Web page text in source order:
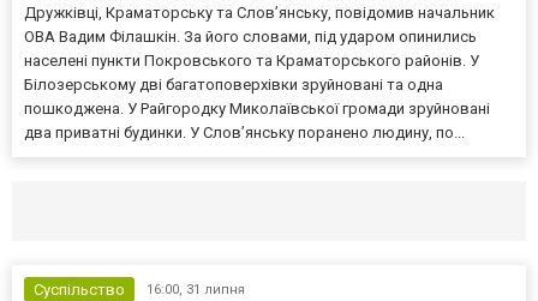
Дружківці, Краматорську та Слов’янську, повідомив начальник
ОВА Вадим Філашкін. За його словами, під ударом опинились
населені пункти Покровського та Краматорського районів. У
Білозерському дві багатоповерхівки зруйновані та одна
пошкоджена. У Райгородку Миколаївської громади зруйновані
два приватні будинки. У Слов’янську поранено людину, по...
Суспільство 16:00, 31 липня